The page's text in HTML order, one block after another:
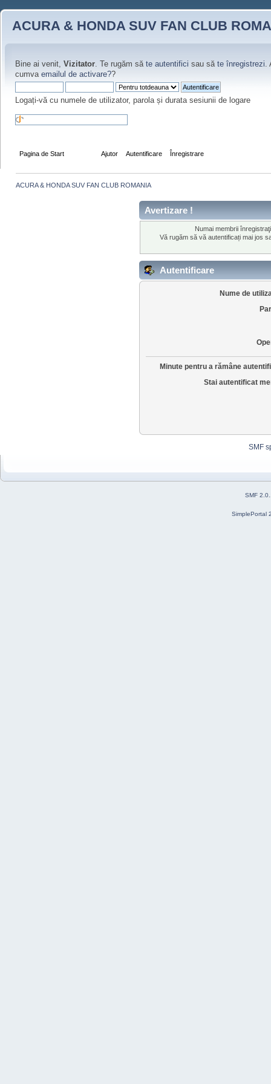
ACURA & HONDA SUV FAN CLUB
Bine ai venit, Vizitator. Te rugăm să te autentifici sau să te înregistrezi.
cumva emailul de activare??
Logați-vă cu numele de utilizator, parola și durata sesiunii de logare
Pagina de Start Ajutor Autentificare Înregistrare
ACURA & HONDA SUV FAN CLUB ROMANIA
Avertizare !
Numai membrii
Vă rugăm să vă autentificați mai jos
Autentificare
Nume de
Minute pentru a rămâne
Stai autentificat
SMF
SMF
SimplePortal